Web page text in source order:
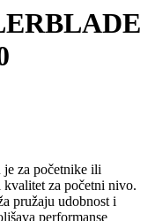
je za početnike ili
kvalitet za početni nivo.
pružaju udobnost i
performanse